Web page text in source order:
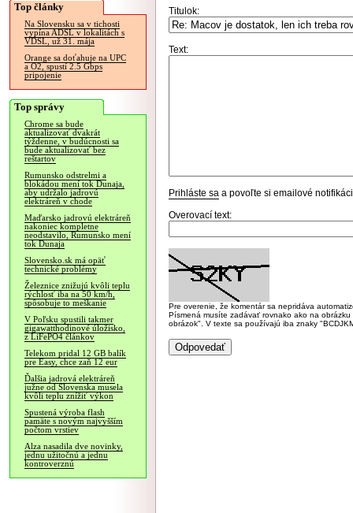
Top články
Na Slovensku sa v tichosti
vypína ADSL v lokalitách s
VDSL, už 31. mája
Orange sa doťahuje na UPC
a O2, spustí 2.5 Gbps
pripojenie
Top správy
Chrome sa bude
aktualizovať dvakrát
týždenne, v budúcnosti sa
bude aktualizovať bez
reštartov
Rumunsko odstrelmi a
blokádou mení tok Dunaja,
aby udržalo jadrovú
elektráreň v chode
Maďarsko jadrovú elektráreň
nakoniec kompletne
neodstavilo, Rumunsko mení
tok Dunaja
Slovensko.sk má opäť
technické problémy
Železnice znižujú kvôli teplu
rýchlosť iba na 50 km/h,
spôsobuje to meškanie
V Poľsku spustili takmer
gigawatthodinové úložisko,
z LiFePO4 článkov
Telekom pridal 12 GB balík
pre Easy, chce zaň 12 eur
Ďalšia jadrová elektráreň
južne od Slovenska musela
kvôli teplu znížiť výkon
Spustená výroba flash
pamäte s novým najvyšším
počtom vrstiev
Alza nasadila dve novinky,
jednu užitočnú a jednu
kontroverznú
Titulok:
Text:
Prihláste sa a povoľte si emailové
Overovací text:
Pre overenie, že komentár sa nepridáva
Písmená musíte zadávať rovnako ako na
obrázok". V texte sa používajú iba znaky